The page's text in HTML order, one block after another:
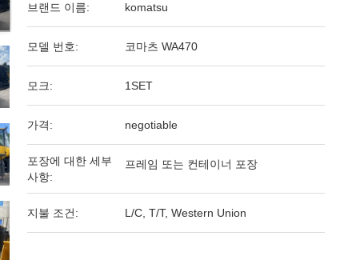
브랜드 이름: komatsu
모델 번호: 코마츠 WA470
모크: 1SET
가격: negotiable
포장에 대한 세부
사항:
프레임 또는 컨테이너 포장
지불 조건: L/C, T/T, Western Union